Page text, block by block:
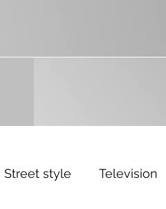
Street style Television